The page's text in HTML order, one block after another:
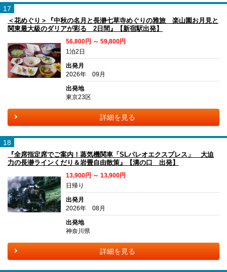
17
＜花めぐり＞『中秋の名月と長瀞七草寺めぐりの雅旅 楽山園お月見と
関東最大級のダリアが彩る 2日間』【新宿駅出発】
56,800円 ～ 59,800円
1泊2日
出発月
2026年 09月
出発地
東京23区
詳細を見る
18
『全席指定席でご案内！蒸気機関車「SLパレオエクスプレス」 大迫
力の長瀞ラインくだり＆岩畳自由散策』【溝の口 出発】
13,900円 ～ 13,900円
日帰り
出発月
2026年 08月
出発地
神奈川県
詳細を見る